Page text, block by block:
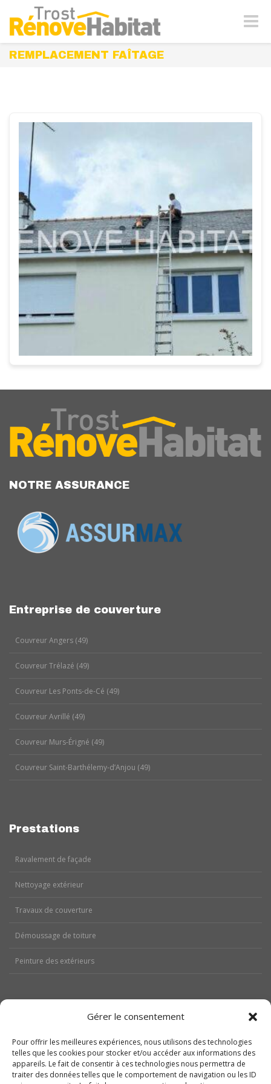
Gérer le consentement
Pour offrir les meilleures expériences, nous utilisons des technologies
telles que les cookies pour stocker et/ou accéder aux informations des
appareils. Le fait de consentir à ces technologies nous permettra de
traiter des données telles que le comportement de navigation ou les ID
-
REMPLACEMENT FAÎTAGE
NOTRE ASSURANCE
Entreprise de couverture
Couvreur Angers (49)
Couvreur Trélazé (49)
Couvreur Les Ponts-de-Cé (49)
Couvreur Avrillé (49)
Couvreur Murs-Érigné (49)
Couvreur Saint-Barthélemy-d’Anjou (49)
Prestations
Ravalement de façade
Nettoyage extérieur
Travaux de couverture
Démoussage de toiture
Peinture des extérieurs
Nos réalisations
Contactez-nous